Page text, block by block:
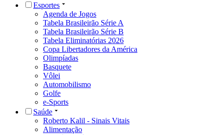
Esportes
Agenda de Jogos
Tabela Brasileirão Série A
Tabela Brasileirão Série B
Tabela Eliminatórias 2026
Copa Libertadores da América
Olimpíadas
Basquete
Vôlei
Automobilismo
Golfe
e-Sports
Saúde
Roberto Kalil - Sinais Vitais
Alimentação